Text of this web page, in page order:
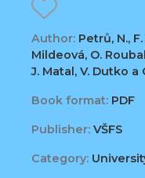
Author: Petrů, N.,
Mildeová, O.
J. Matal, V. Dutko a
Book format: PDF
Publisher: VŠFS
Category: